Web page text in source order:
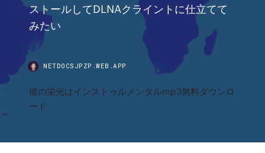
ストールしてDLNAクライントに仕立てて
みたい
NETDOCSJPZP.WEB.APP
彼の栄光はインストゥルメンタルmp3無料ダウンロ
ード